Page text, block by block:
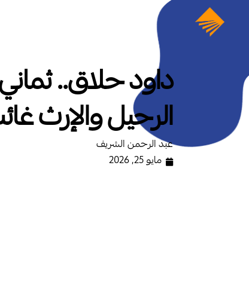
داود حلاق..
الرحيل والإرث
عبد الرحمن الشريف
مايو 25, 2026